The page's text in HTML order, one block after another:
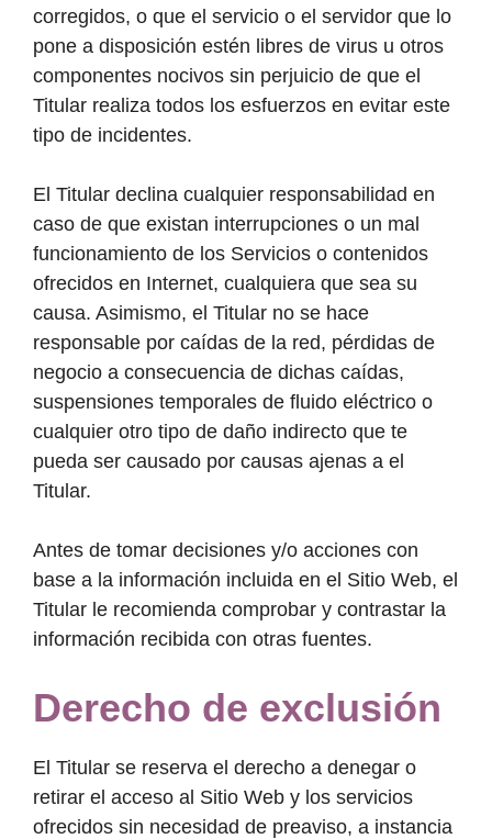
corregidos, o que el servicio o el servidor que lo
pone a disposición estén libres de virus u otros
componentes nocivos sin perjuicio de que el
Titular realiza todos los esfuerzos en evitar este
tipo de incidentes.
El Titular declina cualquier responsabilidad en
caso de que existan interrupciones o un mal
funcionamiento de los Servicios o contenidos
ofrecidos en Internet, cualquiera que sea su
causa. Asimismo, el Titular no se hace
responsable por caídas de la red, pérdidas de
negocio a consecuencia de dichas caídas,
suspensiones temporales de fluido eléctrico o
cualquier otro tipo de daño indirecto que te
pueda ser causado por causas ajenas a el
Titular.
Antes de tomar decisiones y/o acciones con
base a la información incluida en el Sitio Web, el
Titular le recomienda comprobar y contrastar la
información recibida con otras fuentes.
Derecho de exclusión
El Titular se reserva el derecho a denegar o
retirar el acceso al Sitio Web y los servicios
ofrecidos sin necesidad de preaviso, a instancia